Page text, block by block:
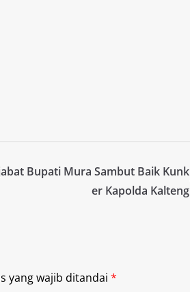
Bupati Mura Sambut Baik Kunk
er Kapolda Kalteng
yang wajib ditandai *